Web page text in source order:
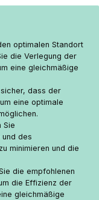
optimalen Standort
die Verlegung der
eine gleichmäßige
dass der
eine optimale
Sie
des
minimieren und die
die empfohlenen
die Effizienz der
gleichmäßige